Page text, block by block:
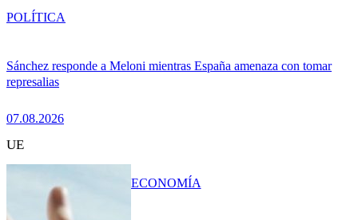
Sánchez responde a Meloni mientras España amenaza con tomar
represalias
07.08.2026
POLÍTICA
UE
ECONOMÍA